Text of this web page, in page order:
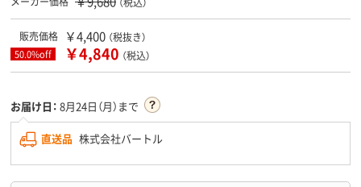
販売価格 ￥4,400 （税抜き）
50.0%off ￥4,840 （税込）
お届け日： 8月24日（月）まで
直送品 株式会社バートル